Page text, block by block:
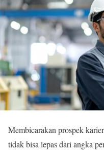
Membicarakan prospek
tidak bisa lepas dari angka